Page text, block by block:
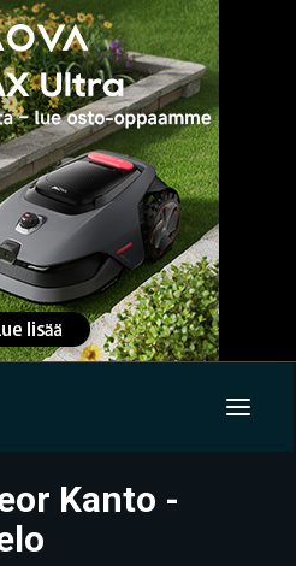
Kanto -